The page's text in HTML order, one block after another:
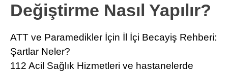
KPSS
STK
Değiştirme Nasıl Yapılır?
ATT ve Paramedikler İçin İl İçi Becayiş Rehberi:
Şartlar Neler?
112 Acil Sağlık Hizmetleri ve hastanelerde